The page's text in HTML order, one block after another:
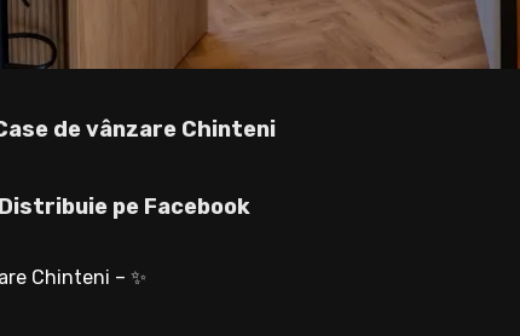
de vânzare Chinteni
Distribuie pe Facebook
Chinteni – ✨